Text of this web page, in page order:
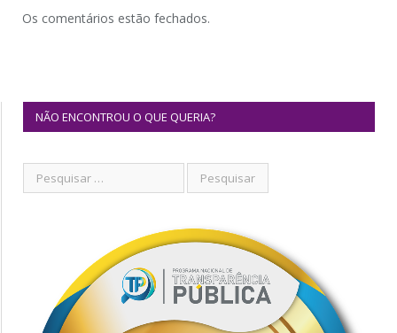
Os comentários estão fechados.
NÃO ENCONTROU O QUE QUERIA?